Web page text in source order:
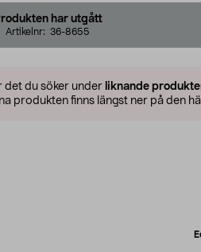
har utgått
Artikelnr: 36-8655
det du söker under liknande
produkten finns längst ner på den